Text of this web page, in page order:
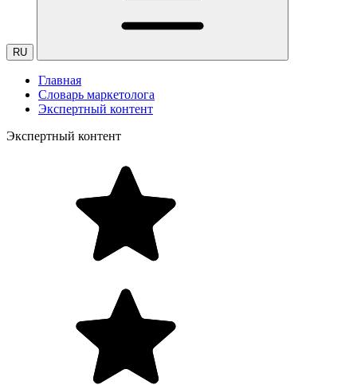
RU
Главная
Словарь маркетолога
Экспертный контент
Экспертный контент